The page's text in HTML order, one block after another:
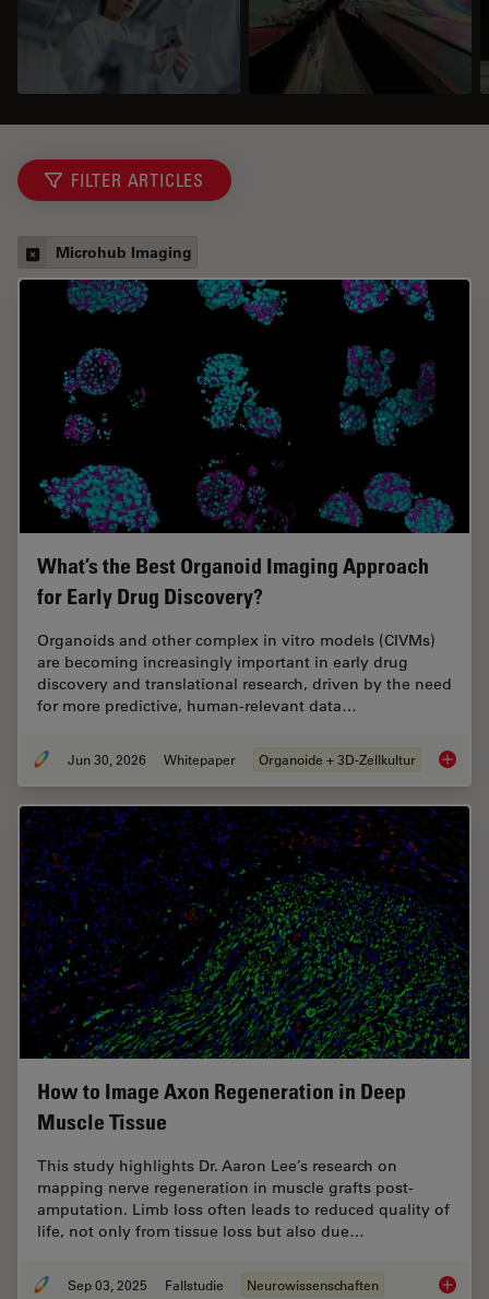
FILTER ARTICLES
Microhub Imaging
What’s the Best Organoid Imaging Approach
for Early Drug Discovery?
Organoids and other complex in vitro models (CIVMs)
are becoming increasingly important in early drug
discovery and translational research, driven by the need
for more predictive, human-relevant data…
Jun 30, 2026 Whitepaper Organoide + 3D-Zellkultur
How to Image Axon Regeneration in Deep
Muscle Tissue
This study highlights Dr. Aaron Lee’s research on
mapping nerve regeneration in muscle grafts post-
amputation. Limb loss often leads to reduced quality of
life, not only from tissue loss but also due…
Sep 03, 2025 Fallstudie Neurowissenschaften How to